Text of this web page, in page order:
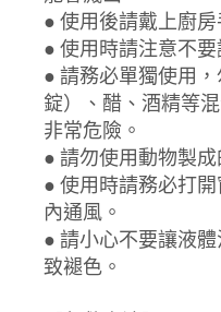
● 使用後請戴上廚
● 使用時請注意不
● 請務必單獨使用
錠）、醋、酒精等
非常危險。
● 請勿使用動物製成
● 使用時請務必打
內通風。
● 請小心不要讓液
致褪色。